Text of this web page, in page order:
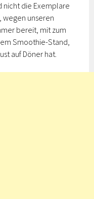
nicht die Exemplare
wegen unseren
bereit, mit zum
Smoothie-Stand,
auf Döner hat.